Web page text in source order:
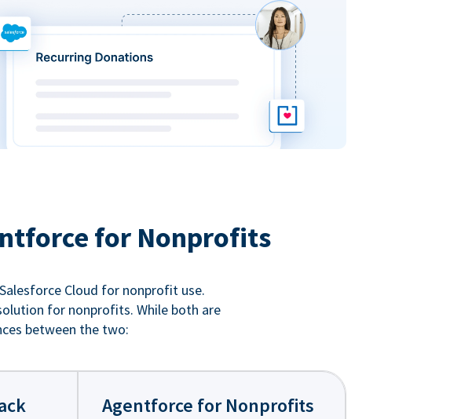
for Nonprofits
Cloud for nonprofit use.
for nonprofits. While both are
between the two:
Agentforce for Nonprofits